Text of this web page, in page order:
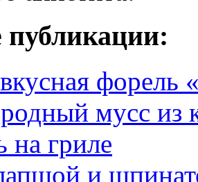
форель
мусс из
на гриле
и